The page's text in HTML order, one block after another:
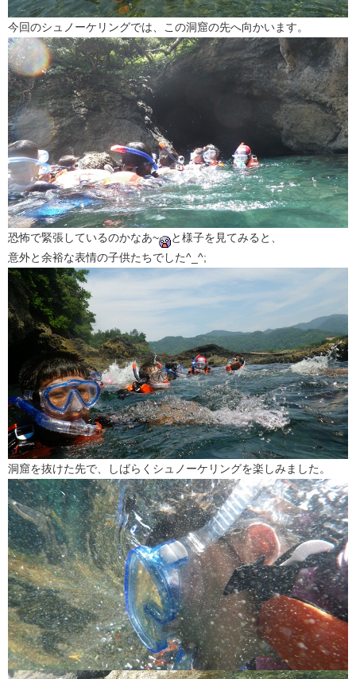
今回のシュノーケリングでは、この洞窟の先へ向かいます。
恐怖で緊張しているのかなあ~
と様子を見てみると、
意外と余裕な表情の子供たちでした^_^;
洞窟を抜けた先で、しばらくシュノーケリングを楽しみました。